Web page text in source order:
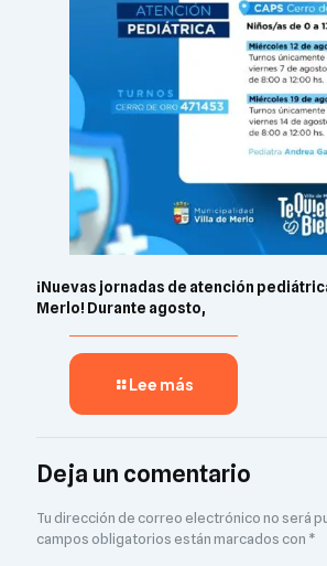
¡Nuevas jornadas de atención
Merlo! Durante agosto,
Lee más
Deja un comentario
Tu dirección de correo electrónico no será
campos obligatorios están marcados con *